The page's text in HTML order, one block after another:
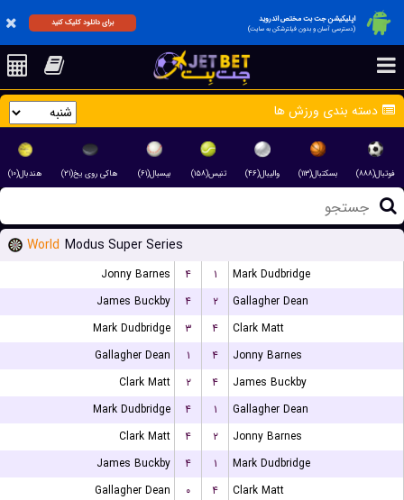
اپلیکیشن جت بت مختص اندروید
(دسترسی آسان و بدون فیلترشکن به سایت)
برای دانلود کلیک کنید
دسته بندی ورزش ها
فوتبال(۸۸۸) بسکتبال(۱۱۳) والیبال(۴۶) تنیس(۱۵۸) بیسبال(۶۱) هاکی روی یخ(۲۱) هندبال(۱۰)
World Modus Super Series
Jonny Barnes ۴ ۱
Mark Dudbridge
James Buckby
۴ ۲
Gallagher Dean
Mark Dudbridge
۳ ۴
Clark Matt
Gallagher Dean
۱ ۴
Jonny Barnes
Clark Matt
۲ ۴
James Buckby
Mark Dudbridge
۴ ۱
Gallagher Dean
Clark Matt
۴ ۲
Jonny Barnes
James Buckby
۴ ۱
Mark Dudbridge
Gallagher Dean
۰ ۴
Clark Matt